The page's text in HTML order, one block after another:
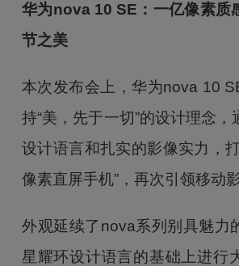
华为nova 10 SE：一亿像素质
节之美
本次发布会上，华为nova 10
持“美，先于一切”的设计理念
设计语言和扎实的影像实力，
像素直屏手机”，再次引领移动
外观延续了nova系列别具魅力
星耀环设计语言的基础上进行